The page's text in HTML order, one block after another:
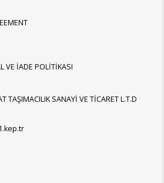
VE İADE POLİTİKASI
TAŞIMACILIK SANAYİ VE TİCARET L.T.D